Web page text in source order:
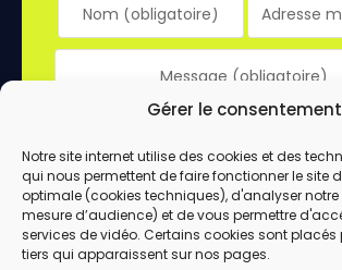
Gérer le consentement
Notre site internet utilise des cookies et des
qui nous permettent de faire fonctionner le site
optimale (cookies techniques), d'analyser
mesure d’audience) et de vous permettre
services de vidéo. Certains cookies sont placés
tiers qui apparaissent sur nos pages.
En utilisant ce formulaire, vous